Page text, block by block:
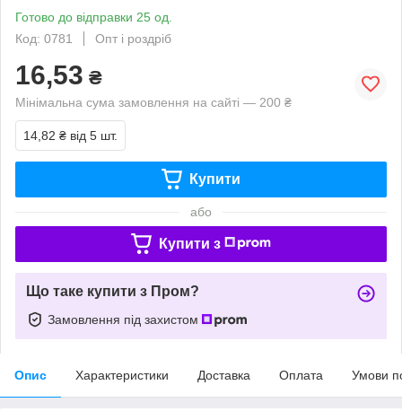
Готово до відправки 25 од.
Код: 0781
Опт і роздріб
16,53 ₴
Мінімальна сума замовлення на сайті — 200 ₴
14,82 ₴ від 5 шт.
Купити
або
Купити з
Що таке купити з Пром?
Замовлення під захистом
Опис Характеристики Доставка Оплата Умови